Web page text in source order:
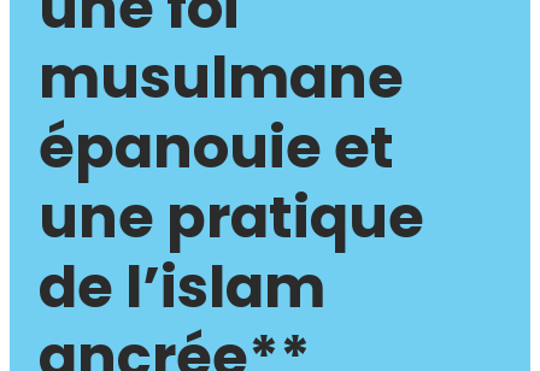
musulmane
épanouie et
une pratique
de l’islam